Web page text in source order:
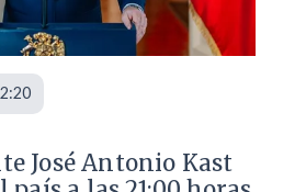
José Antonio Kast